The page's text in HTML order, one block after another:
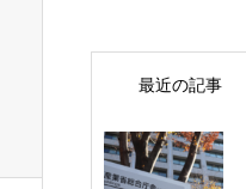
最近の記事